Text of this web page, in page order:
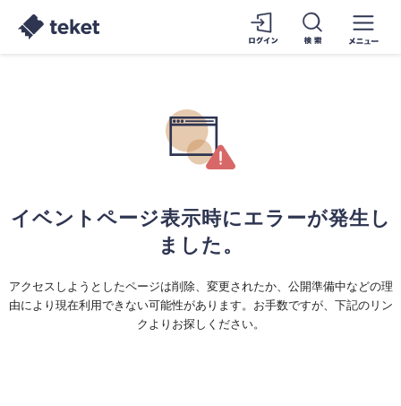
イベントページ表示時にエラーが発生し
ました。
アクセスしようとしたページは削除、変更されたか、公開準備中などの理
由により現在利用できない可能性があります。お手数ですが、下記のリン
クよりお探しください。